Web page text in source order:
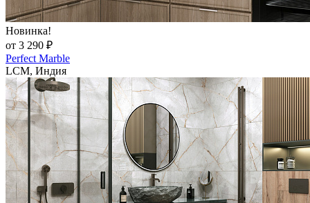
Новинка!
от 3 290 ₽
Perfect Marble
LCM, Индия